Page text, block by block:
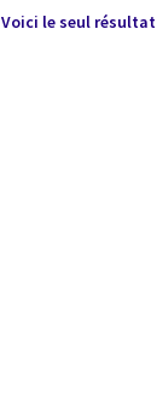
Voici le seul résultat